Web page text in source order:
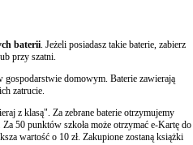
baterii. Jeżeli posiadasz takie baterie, zabierz
przy szatni.
domowym. Baterie zawierają
zatrucie.
z klasą". Za zebrane baterie otrzymujemy
50 punktów szkoła może otrzymać e-Kartę do
wartość o 10 zł. Zakupione zostaną książki